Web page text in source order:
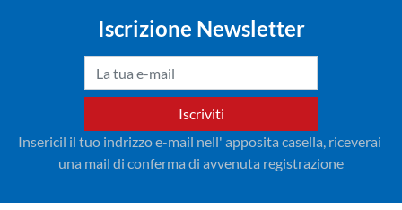
Iscrizione Newsletter
Iscriviti
Insericil il tuo indrizzo e-mail nell' apposita casella, riceverai
una mail di conferma di avvenuta registrazione